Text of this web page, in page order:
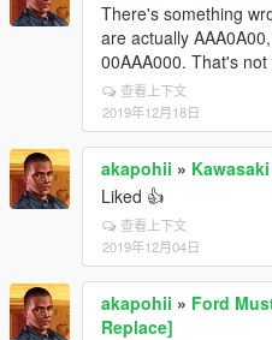
There's something
are actually
00AAA000. That's
查看上下文
2019年12月18日
akapohii »
Liked 👍
查看上下文
2019年12月04日
akapohii » Ford
Replace]